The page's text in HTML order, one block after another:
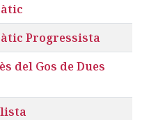
Progressista
del Gos de Dues